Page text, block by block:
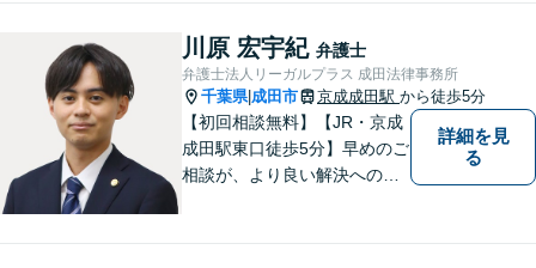
す。
川原 宏宇紀 弁護士
弁護士法人リーガルプラス 成田法律事務所
千葉県| 成田市 京成成田駅 から徒歩5分
【初回相談無料】【JR・京成
成田駅東口徒歩5分】早めのご
相談が、より良い解決への第
詳細を見
る